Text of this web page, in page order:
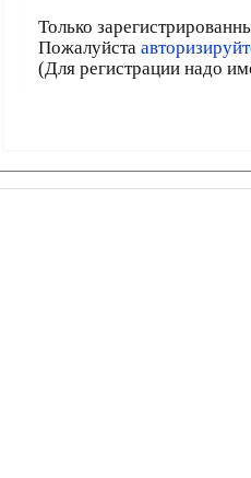
Только
Пожалуйста
(Для регистрации надо